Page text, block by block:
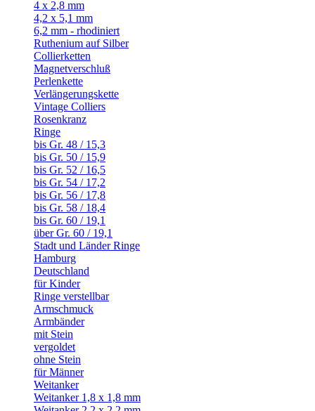
4 x 2,8 mm
4,2 x 5,1 mm
6,2 mm - rhodiniert
Ruthenium auf Silber
Collierketten
Magnetverschluß
Perlenkette
Verlängerungskette
Vintage Colliers
Rosenkranz
Ringe
bis Gr. 48 / 15,3
bis Gr. 50 / 15,9
bis Gr. 52 / 16,5
bis Gr. 54 / 17,2
bis Gr. 56 / 17,8
bis Gr. 58 / 18,4
bis Gr. 60 / 19,1
über Gr. 60 / 19,1
Stadt und Länder Ringe
Hamburg
Deutschland
für Kinder
Ringe verstellbar
Armschmuck
Armbänder
mit Stein
vergoldet
ohne Stein
für Männer
Weitanker
Weitanker 1,8 x 1,8 mm